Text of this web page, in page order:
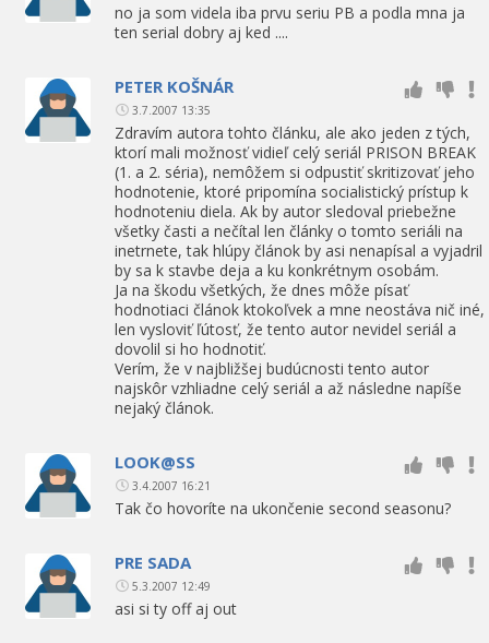
no ja som videla iba prvu seriu PB a podla mna ja
ten serial dobry aj ked ....
PETER KOŠNÁR
3.7.2007 13:35
Zdravím autora tohto článku, ale ako jeden z tých,
ktorí mali možnosť vidieľ celý seriál PRISON BREAK
(1. a 2. séria), nemôžem si odpustiť skritizovať jeho
hodnotenie, ktoré pripomína socialistický prístup k
hodnoteniu diela. Ak by autor sledoval priebežne
všetky časti a nečítal len články o tomto seriáli na
inetrnete, tak hlúpy článok by asi nenapísal a vyjadril
by sa k stavbe deja a ku konkrétnym osobám.
Ja na škodu všetkých, že dnes môže písať
hodnotiaci článok ktokoľvek a mne neostáva nič iné,
len vysloviť ľútosť, že tento autor nevidel seriál a
dovolil si ho hodnotiť.
Verím, že v najbližšej budúcnosti tento autor
najskôr vzhliadne celý seriál a až následne napíše
nejaký článok.
LOOK@SS
3.4.2007 16:21
Tak čo hovoríte na ukončenie second seasonu?
PRE SADA
5.3.2007 12:49
asi si ty off aj out